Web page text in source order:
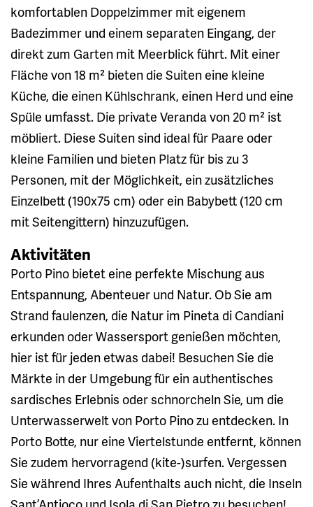
komfortablen Doppelzimmer mit eigenem
Badezimmer und einem separaten Eingang, der
direkt zum Garten mit Meerblick führt. Mit einer
Fläche von 18 m² bieten die Suiten eine kleine
Küche, die einen Kühlschrank, einen Herd und eine
Spüle umfasst. Die private Veranda von 20 m² ist
möbliert. Diese Suiten sind ideal für Paare oder
kleine Familien und bieten Platz für bis zu 3
Personen, mit der Möglichkeit, ein zusätzliches
Einzelbett (190x75 cm) oder ein Babybett (120 cm
mit Seitengittern) hinzuzufügen.
Aktivitäten
Porto Pino bietet eine perfekte Mischung aus
Entspannung, Abenteuer und Natur. Ob Sie am
Strand faulenzen, die Natur im Pineta di Candiani
erkunden oder Wassersport genießen möchten,
hier ist für jeden etwas dabei! Besuchen Sie die
Märkte in der Umgebung für ein authentisches
sardisches Erlebnis oder schnorcheln Sie, um die
Unterwasserwelt von Porto Pino zu entdecken. In
Porto Botte, nur eine Viertelstunde entfernt, können
Sie zudem hervorragend (kite-)surfen. Vergessen
Sie während Ihres Aufenthalts auch nicht, die Inseln